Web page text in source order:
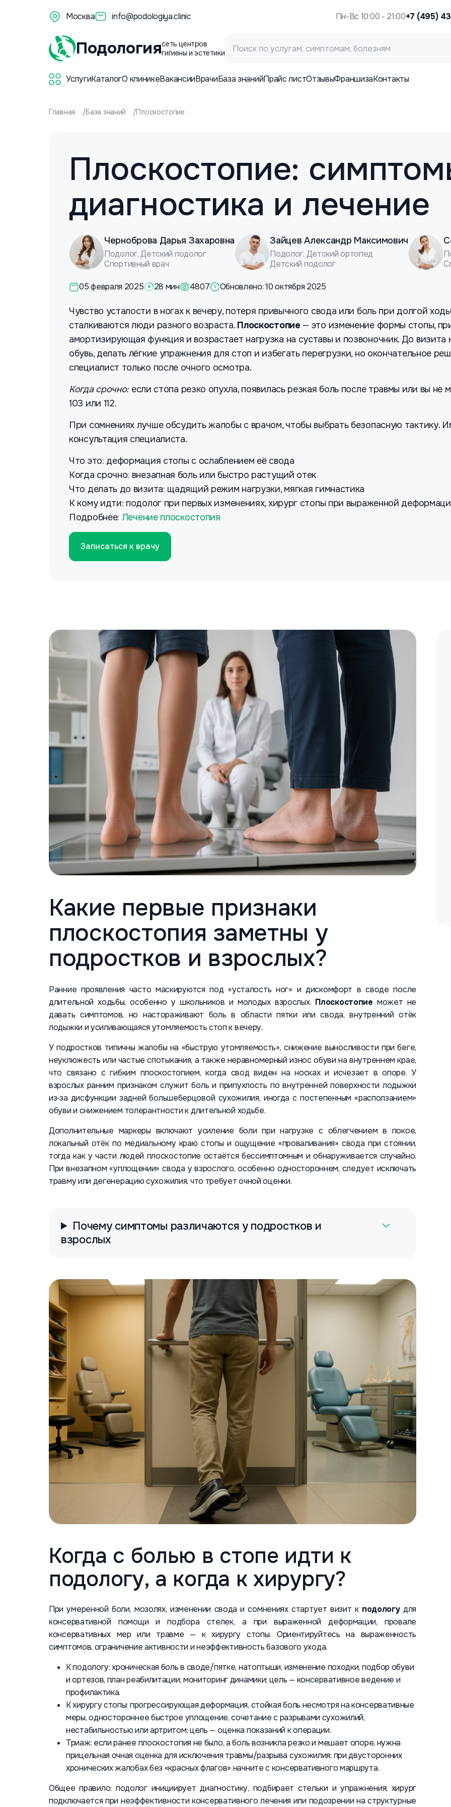
Москва info@podologiya.clinic Пн-Вс 10:00 - 21:00+7 (495)
Подологиясеть центров
гигиены и эстетики
УслугиКаталогО клиникеВакансииВрачиБаза знанийПрайс листОтзывыФраншизаКонтакты
Главная База знаний Плоскостопие
Плоскостопие:
диагностика и лечение
Черноброва Дарья Захаровна
Подолог, Детский подолог
Спортивный врач
Зайцев Александр Максимович
Подолог, Детский ортопед
Детский подолог
05 февраля 2025 28 мин 4807 Обновлено: 10 октября 2025
Чувство усталости в ногах к вечеру, потеря привычного свода или боль при долгой
сталкиваются люди разного возраста. Плоскостопие — это изменение формы стопы,
амортизирующая функция и возрастает нагрузка на суставы и позвоночник. До
обувь, делать лёгкие упражнения для стоп и избегать перегрузки, но окончательное
специалист только после очного осмотра.
Когда срочно:если стопа резко опухла, появилась резкая боль после травмы или вы не
103 или 112.
При сомнениях лучше обсудить жалобы с врачом, чтобы выбрать безопасную тактику.
консультация специалиста.
Что это: деформация стопы с ослаблением её свода
Когда срочно: внезапная боль или быстро растущий отек
Что делать до визита: щадящий режим нагрузки, мягкая гимнастика
К кому идти: подолог при первых изменениях, хирург стопы при выраженной
Подробнее: Лечение плоскостопия
Записаться к врачу
Какие первые признаки
плоскостопия заметны у
подростков и взрослых?
Ранние проявления часто маскируются под «усталость ног» и дискомфорт в своде после
длительной ходьбы, особенно у школьников и молодых взрослых. Плоскостопие может не
давать симптомов, но настораживают боль в области пятки или свода, внутренний отёк
лодыжки и усиливающаяся утомляемость стоп к вечеру.
У подростков типичны жалобы на «быструю утомляемость», снижение выносливости при беге,
неуклюжесть или частые спотыкания, а также неравномерный износ обуви на внутреннем крае,
что связано с гибким плоскостопием, когда свод виден на носках и исчезает в опоре. У
взрослых ранним признаком служит боль и припухлость по внутренней поверхности лодыжки
из‑за дисфункции задней большеберцовой сухожилия, иногда с постепенным «расползанием»
обуви и снижением толерантности к длительной ходьбе.
Дополнительные маркеры включают усиление боли при нагрузке с облегчением в покое,
локальный отёк по медиальному краю стопы и ощущение «проваливания» свода при стоянии,
тогда как у части людей плоскостопие остаётся бессимптомным и обнаруживается случайно.
При внезапном «уплощении» свода у взрослого, особенно одностороннем, следует исключать
травму или дегенерацию сухожилия, что требует очной оценки.
Почему симптомы различаются у подростков и
взрослых
Когда с болью в стопе идти к
подологу, а когда к хирургу?
При умеренной боли, мозолях, изменении свода и сомнениях стартует визит к подологудля
консервативной помощи и подбора стелек, а при выраженной деформации, провале
консервативных мер или травме — к хирургу стопы. Ориентируйтесь на выраженность
симптомов, ограничение активности и неэффективность базового ухода.
К подологу: хроническая боль в своде/пятке, натоптыши, изменение походки, подбор обуви
и ортезов, план реабилитации, мониторинг динамики; цель — консервативное ведение и
профилактика.
К хирургу стопы: прогрессирующая деформация, стойкая боль несмотря на консервативные
меры, одностороннее быстрое уплощение, сочетание с разрывами сухожилий,
нестабильностью или артритом; цель — оценка показаний к операции.
Триаж: если ранее плоскостопия не было, а боль возникла резко и мешает опоре, нужна
прицельная очная оценка для исключения травмы/разрыва сухожилия; при двусторонних
хронических жалобах без «красных флагов» начните с консервативного маршрута.
Общее правило: подолог инициирует диагностику, подбирает стельки и упражнения; хирург
подключается при неэффективности консервативного лечения или подозрении на структурные